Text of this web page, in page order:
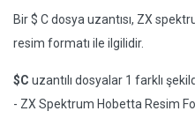
Bir $ C dosya uzantısı, ZX
resim formatı ile ilgilidir.
$C uzantılı dosyalar 1 farklı
- ZX Spektrum Hobetta Resim